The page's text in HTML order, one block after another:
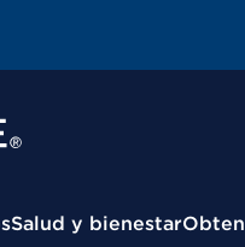
Salud y bienestar